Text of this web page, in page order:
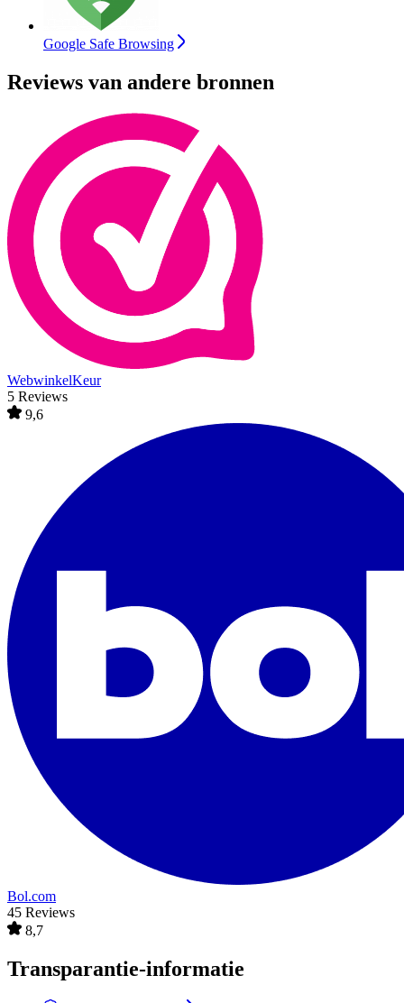
Google Safe Browsing
Reviews van andere bronnen
WebwinkelKeur
5 Reviews
9,6
Bol.com
45 Reviews
8,7
Transparantie-informatie